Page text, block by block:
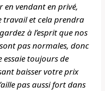
en vendant en privé,
travail et cela prendra
à l’esprit que nos
pas normales, donc
essaie toujours de
baisser votre prix
pas aussi fort dans